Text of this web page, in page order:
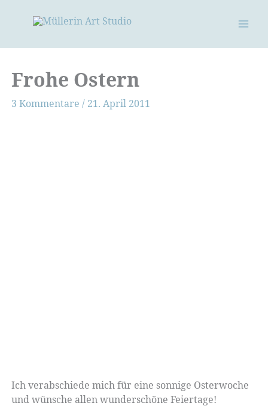
Frohe Ostern
3 Kommentare / 21. April 2011
Ich verabschiede mich für eine sonnige Osterwoche
und wünsche allen wunderschöne Feiertage!